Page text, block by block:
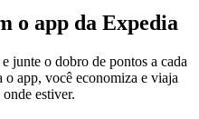
o app da Expedia
junte o dobro de pontos a cada
o app, você economiza e viaja
estiver.